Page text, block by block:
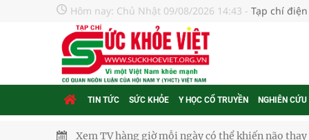
Hôm nay: Chủ Nhật 09/08/2026 14:43 - Tạp chí
TIN TỨC SỨC KHỎE Y HỌC CỔ TRUYỀN NGHIÊN CỨU
Xem TV hàng giờ mỗi ngày có thể khiến não